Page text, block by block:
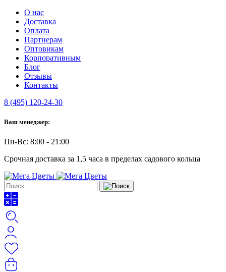
О нас
Доставка
Оплата
Партнерам
Оптовикам
Корпоративным
Блог
Отзывы
Контакты
8 (495) 120-24-30
Ваш менеджер:
Пн-Вс: 8:00 - 21:00
Срочная доставка за 1,5 часа в пределах садового кольца